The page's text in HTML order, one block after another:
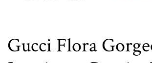
Gucci Flora